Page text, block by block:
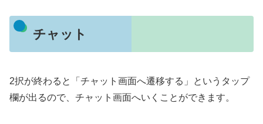
チャット
2択が終わると「チャット画面へ遷移する」というタップ
欄が出るので、チャット画面へいくことができます。